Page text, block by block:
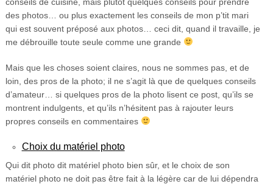
des photos… ou plus exactement les conseils de mon p’tit mari
qui est souvent préposé aux photos… ceci dit, quand il travaille, je
me débrouille toute seule comme une grande
Mais que les choses soient claires, nous ne sommes pas, et de
loin, des pros de la photo; il ne s’agit là que de quelques conseils
d’amateur… si quelques pros de la photo lisent ce post, qu’ils se
montrent indulgents, et qu’ils n’hésitent pas à rajouter leurs
propres conseils en commentaires
Choix du matériel photo
Qui dit photo dit matériel photo bien sûr, et le choix de son
matériel photo ne doit pas être fait à la légère car de lui dépendra